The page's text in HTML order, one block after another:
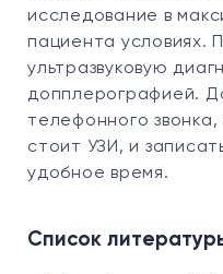
исследование в
пациента условиях.
ультразвуковую
допплерографией.
телефонного звонка,
стоит УЗИ, и
удобное время.
Список